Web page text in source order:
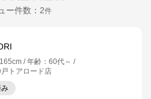
ー件数： 2件
年齢 ： 60代～
トアロード店